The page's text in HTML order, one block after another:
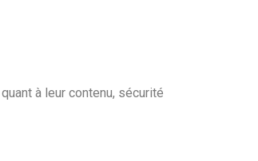
à leur contenu, sécurité